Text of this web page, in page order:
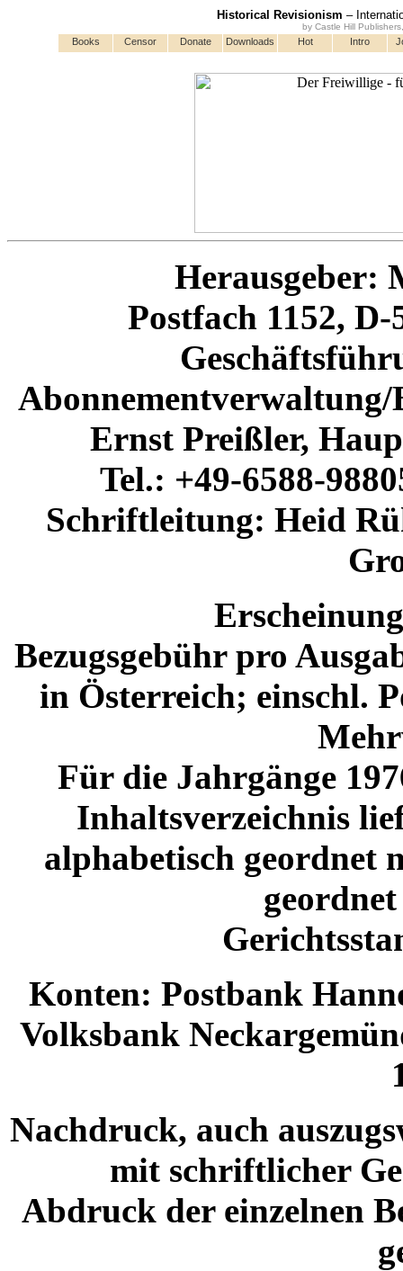
Historical Revisionism –
by Castle Hill
Herausgeber:
Postfach 1152,
Abonnementverwaltung/
Ernst Preißler,
Tel.: +49-6588-
Schriftleitung: Heid
Bezugsgebühr pro
in Österreich; einschl.
Für die Jahrgänge
Inhaltsverzeichnis
alphabetisch geordnet
Konten: Postbank
Volksbank
Nachdruck, auch
mit schriftlicher
Abdruck der einzelnen
Books Censor Donate Downloads Hot Intro